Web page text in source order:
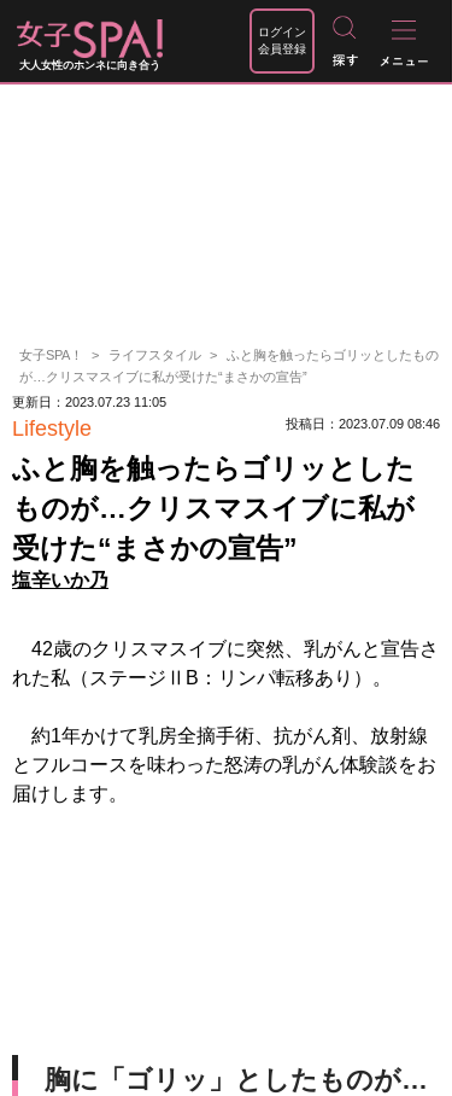
大人女性のホンネに向き合う
ログイン
会員登録
女子SPA！ ライフスタイル
ふと胸を触ったらゴリッとしたもの
が…クリスマスイブに私が受けた“まさかの宣告”
更新日：2023.07.23 11:05
Lifestyle 投稿日：2023.07.09 08:46
ふと胸を触ったらゴリッとした
ものが…クリスマスイブに私が
受けた“まさかの宣告”
塩辛いか乃
42歳のクリスマスイブに突然、乳がんと宣告さ
れた私（ステージⅡB：リンパ転移あり）。
約1年かけて乳房全摘手術、抗がん剤、放射線
とフルコースを味わった怒涛の乳がん体験談をお
届けします。
胸に「ゴリッ」としたものが…